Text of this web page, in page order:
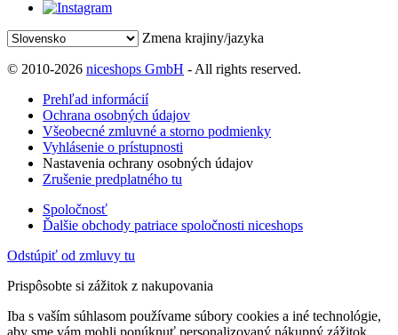
Zmena krajiny/jazyka
© 2010-2026 niceshops GmbH - All rights reserved.
Prehľad informácií
Ochrana osobných údajov
Všeobecné zmluvné a storno podmienky
Vyhlásenie o prístupnosti
Nastavenia ochrany osobných údajov
Zrušenie predplatného tu
Spoločnosť
Ďalšie obchody patriace spoločnosti niceshops
Odstúpiť od zmluvy tu
Prispôsobte si zážitok z nakupovania
Iba s vaším súhlasom používame súbory cookies a iné technológie,